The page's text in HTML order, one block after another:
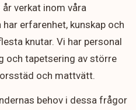
verkat inom våra
erfarenhet, kunskap och
knutar. Vi har personal
och tapetsering av större
och mattvätt.
behov i dessa frågor